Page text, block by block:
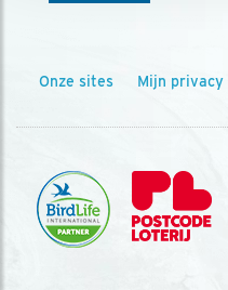
Onze sites Mijn privacy